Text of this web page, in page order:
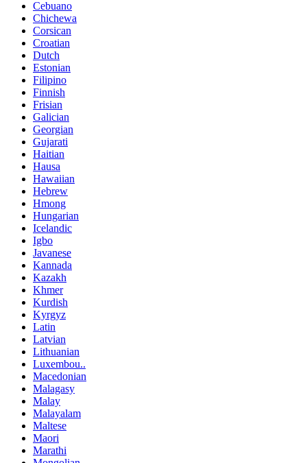
Cebuano
Chichewa
Corsican
Croatian
Dutch
Estonian
Filipino
Finnish
Frisian
Galician
Georgian
Gujarati
Haitian
Hausa
Hawaiian
Hebrew
Hmong
Hungarian
Icelandic
Igbo
Javanese
Kannada
Kazakh
Khmer
Kurdish
Kyrgyz
Latin
Latvian
Lithuanian
Luxembou..
Macedonian
Malagasy
Malay
Malayalam
Maltese
Maori
Marathi